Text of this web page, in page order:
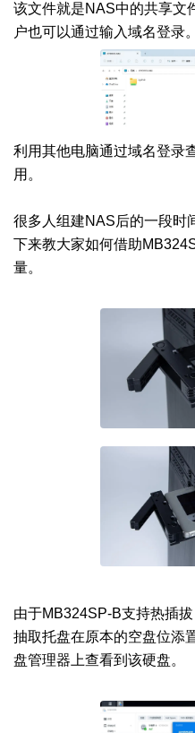
该文件就是NAS中的共享文
户也可以通过输入域名登录。
利用其他电脑通过域名登录
用。
很多人组建NAS后的一段时
下来教大家如何借助
量。
由于MB324SP-B支持热插
抽取托盘在原本的空盘位添
盘管理器上查看到该硬盘。